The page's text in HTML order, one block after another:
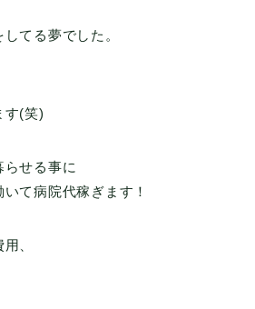
てる夢でした。
す(笑)
せる事に
て病院代稼ぎます！
、